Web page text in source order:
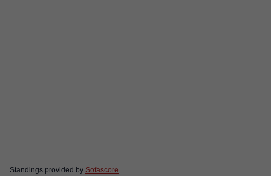
Standings provided by Sofascore